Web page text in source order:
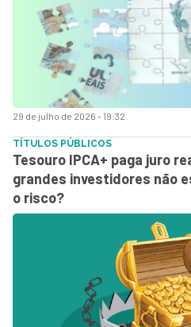
29 de julho de 2026 - 19:32
TÍTULOS PÚBLICOS
Tesouro IPCA+ paga juro
grandes investidores não
o risco?